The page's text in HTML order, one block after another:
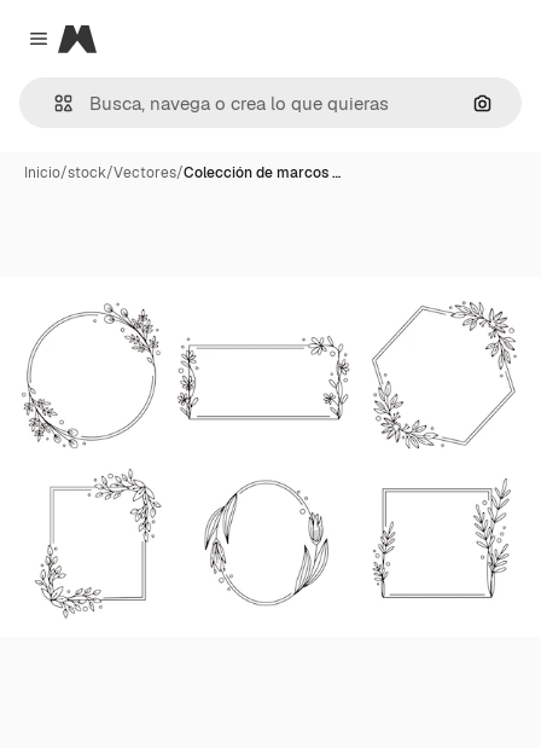
Close menu
Magnific
Inicio/stock/Vectores/Colección de marcos …